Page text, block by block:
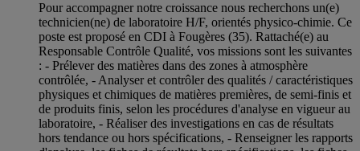
Pour accompagner notre croissance nous recherchons un(e)
technicien(ne) de laboratoire H/F, orientés physico-chimie. Ce
poste est proposé en CDI à Fougères (35). Rattaché(e) au
Responsable Contrôle Qualité, vos missions sont les suivantes
: - Prélever des matières dans des zones à atmosphère
contrôlée, - Analyser et contrôler des qualités / caractéristiques
physiques et chimiques de matières premières, de semi-finis et
de produits finis, selon les procédures d'analyse en vigueur au
laboratoire, - Réaliser des investigations en cas de résultats
hors tendance ou hors spécifications, - Renseigner les rapports